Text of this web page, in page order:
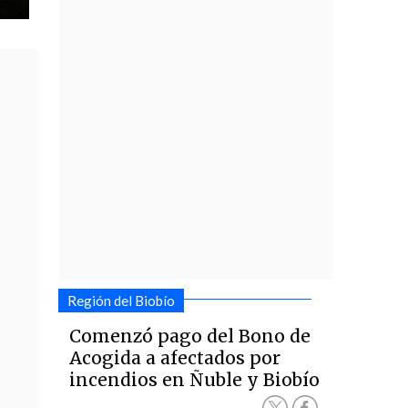
Región del Biobío
Comenzó pago del Bono de
Acogida a afectados por
incendios en Ñuble y Biobío